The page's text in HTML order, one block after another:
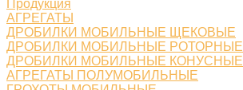
Продукция
АГРЕГАТЫ
ДРОБИЛКИ МОБИЛЬНЫЕ ЩЕКОВЫЕ
ДРОБИЛКИ МОБИЛЬНЫЕ РОТОРНЫЕ
ДРОБИЛКИ МОБИЛЬНЫЕ КОНУСНЫЕ
АГРЕГАТЫ ПОЛУМОБИЛЬНЫЕ